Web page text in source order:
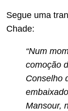
Segue uma
Chade:
“Num
comoção
Conselho
Mansour,